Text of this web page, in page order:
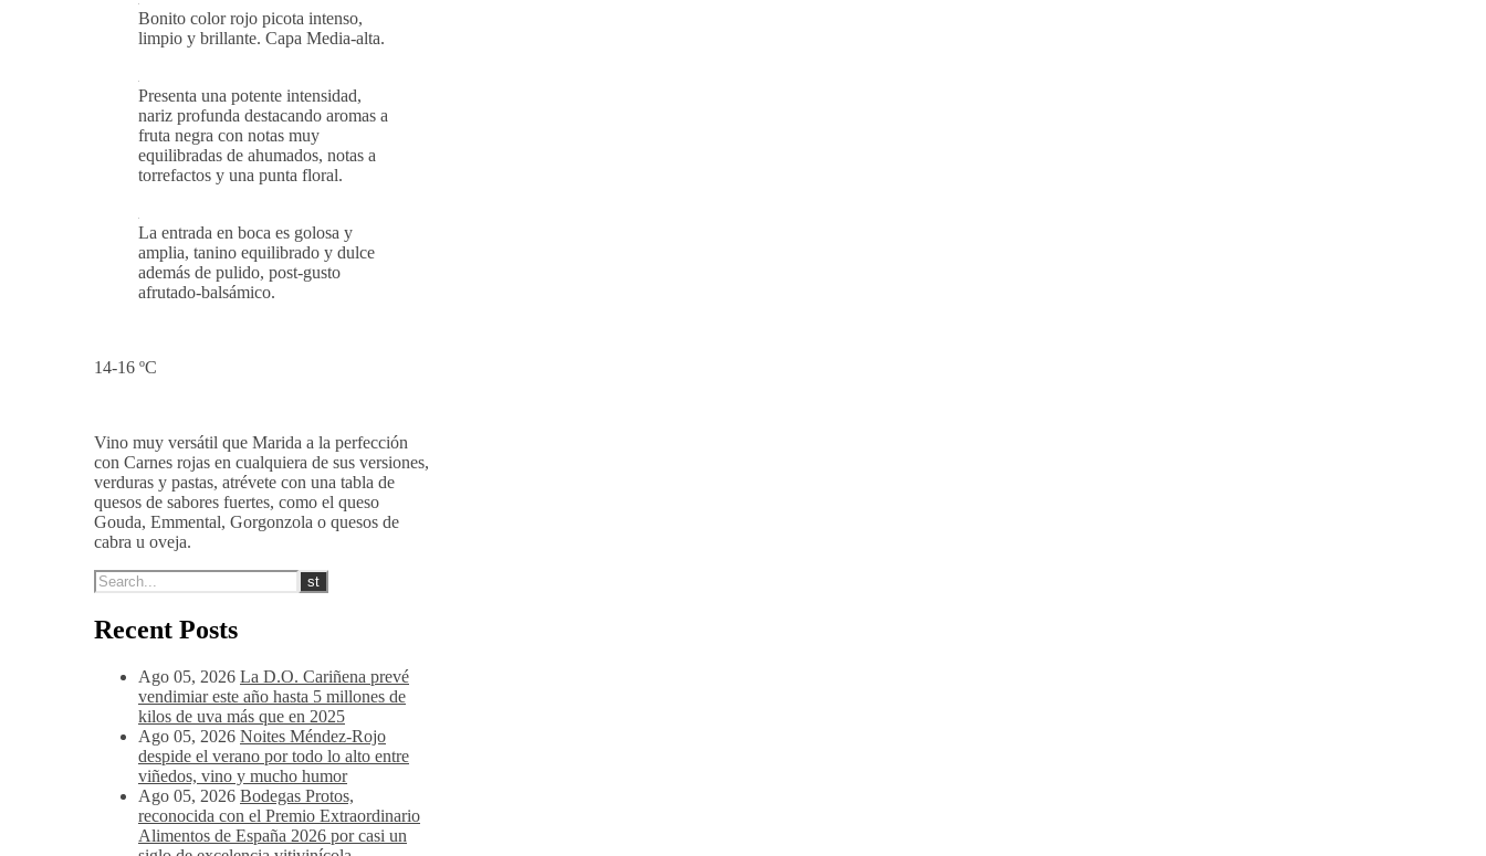
Bonito color rojo picota intenso,
limpio y brillante. Capa Media-alta.
Presenta una potente intensidad,
nariz profunda destacando aromas a
fruta negra con notas muy
equilibradas de ahumados, notas a
torrefactos y una punta floral.
La entrada en boca es golosa y
amplia, tanino equilibrado y dulce
además de pulido, post-gusto
afrutado-balsámico.
14-16 ºC
Vino muy versátil que Marida a la perfección
con Carnes rojas en cualquiera de sus versiones,
verduras y pastas, atrévete con una tabla de
quesos de sabores fuertes, como el queso
Gouda, Emmental, Gorgonzola o quesos de
cabra u oveja.
Recent Posts
Ago 05, 2026 La D.O. Cariñena prevé
vendimiar este año hasta 5 millones de
kilos de uva más que en 2025
Ago 05, 2026 Noites Méndez-Rojo
despide el verano por todo lo alto entre
viñedos, vino y mucho humor
Ago 05, 2026 Bodegas Protos,
reconocida con el Premio Extraordinario
Alimentos de España 2026 por casi un